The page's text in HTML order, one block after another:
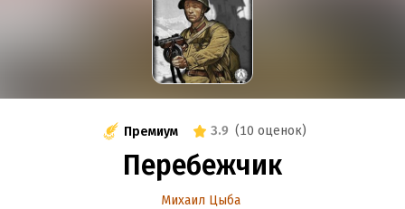
Премиум 3.9 (10 оценок)
Перебежчик
Михаил Цыба